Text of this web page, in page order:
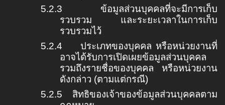
5.2.3
ข้อมูลส่วนบุคคลที่จะมีการเก็บ
รวบรวม และระยะเวลาในการเก็บ
รวบรวมไว้
5.2.4
ประเภทของบุคคล หรือหน่วยงานที่
อาจได้รับการเปิดเผยข้อมูลส่วนบุคคล
รวมถึงรายชื่อของบุคคล หรือหน่วยงาน
ดังกล่าว (ตามแต่กรณี)
5.2.5
สิทธิของเจ้าของข้อมูลส่วนบุคคลตาม